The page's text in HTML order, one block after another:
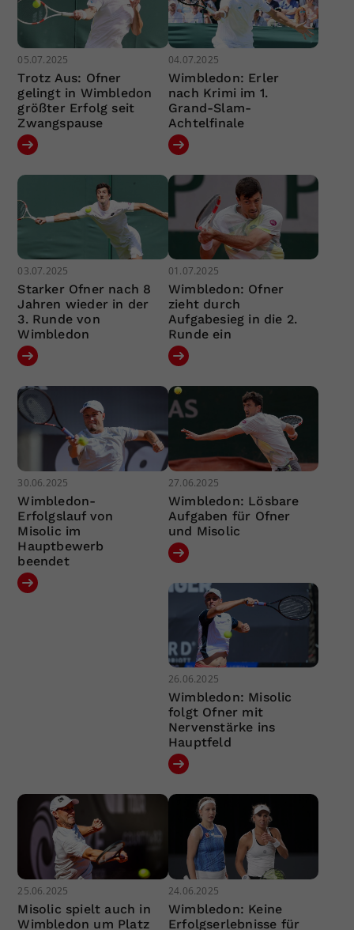
05.07.2025
Trotz Aus: Ofner
gelingt in Wimbledon
größter Erfolg seit
Zwangspause
04.07.2025
Wimbledon: Erler
nach Krimi im 1.
Grand-Slam-
Achtelfinale
03.07.2025
Starker Ofner nach 8
Jahren wieder in der
3. Runde von
Wimbledon
01.07.2025
Wimbledon: Ofner
zieht durch
Aufgabesieg in die 2.
Runde ein
30.06.2025
Wimbledon-
Erfolgslauf von
Misolic im
Hauptbewerb
beendet
27.06.2025
Wimbledon: Lösbare
Aufgaben für Ofner
und Misolic
26.06.2025
Wimbledon: Misolic
folgt Ofner mit
Nervenstärke ins
Hauptfeld
25.06.2025
Misolic spielt auch in
Wimbledon um Platz
24.06.2025
Wimbledon: Keine
Erfolgserlebnisse für